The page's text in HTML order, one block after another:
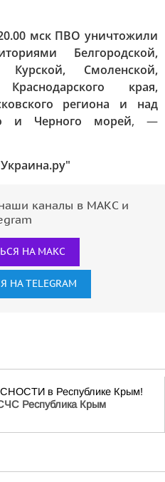
мск ПВО уничтожили
Белгородской,
Курской, Смоленской,
края,
региона и над
и Черного морей, —
каналы в МАКС и
НА МАКС
TELEGRAM
в Республике Крым!
Республика Крым